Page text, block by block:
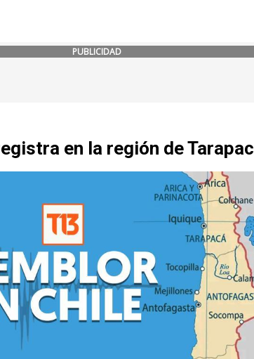
PUBLICIDAD
en la región de